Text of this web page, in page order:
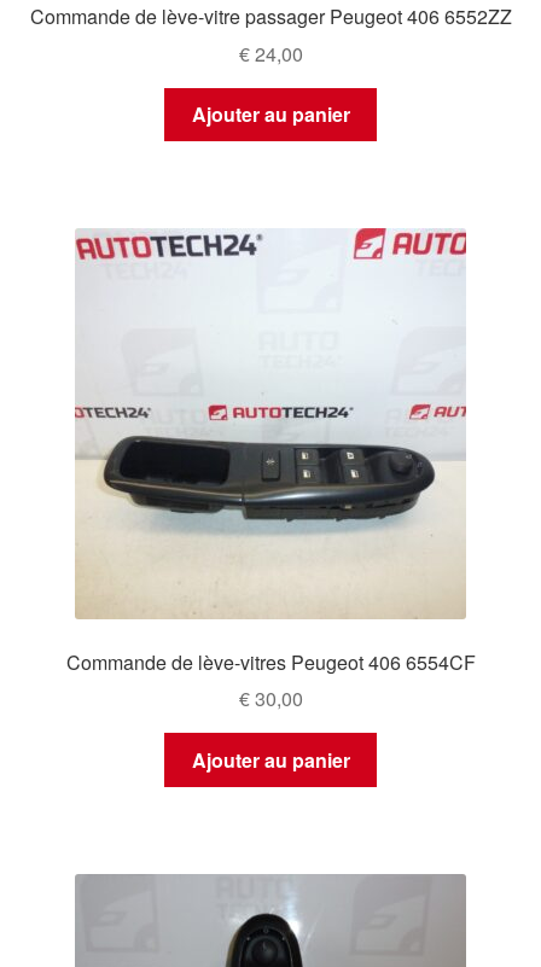
Commande de lève-vitre passager Peugeot 406 6552ZZ
€24,00
Ajouter au panier
Commande de lève-vitres Peugeot 406 6554CF
€30,00
Ajouter au panier